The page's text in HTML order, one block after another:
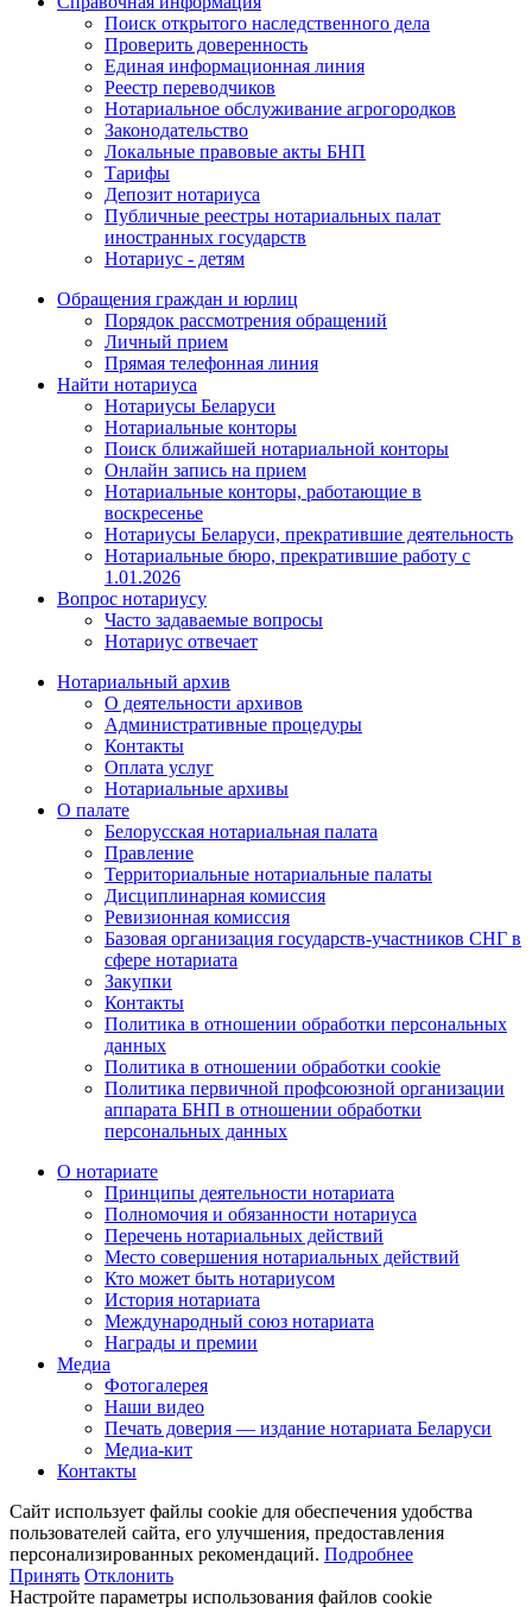
Поиск открытого наследственного дела
Проверить доверенность
Единая информационная линия
Реестр переводчиков
Нотариальное обслуживание агрогородков
Законодательство
Локальные правовые акты БНП
Тарифы
Депозит нотариуса
Публичные реестры нотариальных палат
иностранных государств
Нотариус - детям
Обращения граждан и юрлиц
Порядок рассмотрения обращений
Личный прием
Прямая телефонная линия
Найти нотариуса
Нотариусы Беларуси
Нотариальные конторы
Поиск ближайшей нотариальной конторы
Онлайн запись на прием
Нотариальные конторы, работающие в
воскресенье
Нотариусы Беларуси, прекратившие деятельность
Нотариальные бюро, прекратившие работу с
1.01.2026
Вопрос нотариусу
Часто задаваемые вопросы
Нотариус отвечает
Нотариальный архив
О деятельности архивов
Административные процедуры
Контакты
Оплата услуг
Нотариальные архивы
О палате
Белорусская нотариальная палата
Правление
Территориальные нотариальные палаты
Дисциплинарная комиссия
Ревизионная комиссия
Базовая организация государств-участников СНГ в
сфере нотариата
Закупки
Контакты
Политика в отношении обработки персональных
данных
Политика в отношении обработки cookie
Политика первичной профсоюзной организации
аппарата БНП в отношении обработки
персональных данных
О нотариате
Принципы деятельности нотариата
Полномочия и обязанности нотариуса
Перечень нотариальных действий
Место совершения нотариальных действий
Кто может быть нотариусом
История нотариата
Международный союз нотариата
Награды и премии
Медиа
Фотогалерея
Наши видео
Печать доверия — издание нотариата Беларуси
Медиа-кит
Контакты
Сайт использует файлы cookie для обеспечения удобства
пользователей сайта, его улучшения, предоставления
персонализированных рекомендаций. Подробнее
Принять Отклонить
Настройте параметры использования файлов cookie